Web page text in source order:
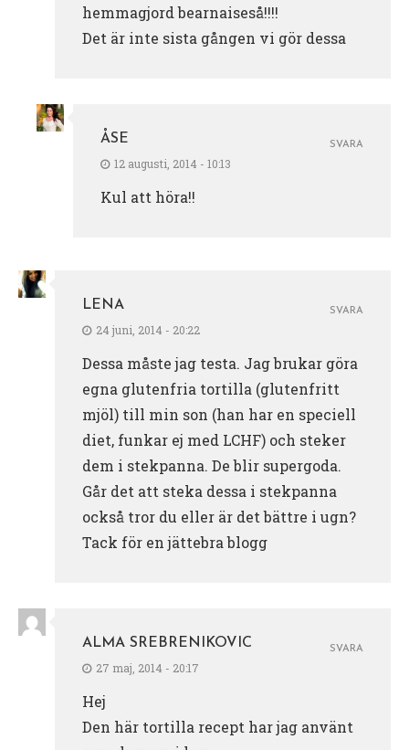
hemmagjord bearnaiseså!!!!
Det är inte sista gången vi gör dessa
ÅSE
12 augusti, 2014 - 10:13
Kul att höra!!
SVARA
LENA
24 juni, 2014 - 20:22
Dessa måste jag testa. Jag brukar göra
egna glutenfria tortilla (glutenfritt
mjöl) till min son (han har en speciell
diet, funkar ej med LCHF) och steker
dem i stekpanna. De blir supergoda.
Går det att steka dessa i stekpanna
också tror du eller är det bättre i ugn?
Tack för en jättebra blogg
SVARA
ALMA SREBRENIKOVIC
27 maj, 2014 - 20:17
Hej
Den här tortilla recept har jag använt
SVARA